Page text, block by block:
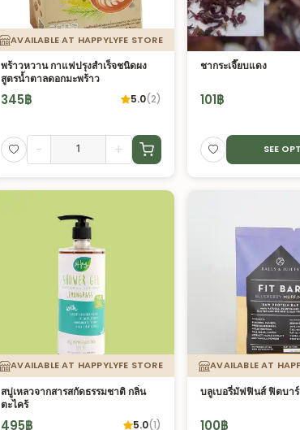
AVAILABLE AT HAPPYLYFE STORE
พร้าวหวาน กาแฟปรุงสำเร็จชนิดผง
สูตรน้ำตาลดอกมะพร้าว
345฿ 5.0(2)
- +
ชากระเจี๊ยบแดง
101฿
SEE
AVAILABLE AT HAPPYLYFE STORE
สบู่เหลวจากสารสกัดธรรมชาติ กลิ่น
ตะไคร้
495฿ 5.0(1)
AVAILABLE AT
บลูเบอรี่มัฟฟินส์ ฟิตบาร์
100฿